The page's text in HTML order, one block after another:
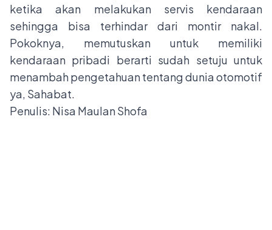
ketika akan melakukan servis kendaraan
sehingga bisa terhindar dari montir nakal.
Pokoknya, memutuskan untuk memiliki
kendaraan pribadi berarti sudah setuju untuk
menambah pengetahuan tentang dunia otomotif
ya, Sahabat.
Penulis: Nisa Maulan Shofa